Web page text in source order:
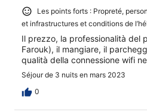
Les points forts : Propreté,
et infrastructures et conditions de
Il prezzo, la professionalità del
Farouk), il mangiare, il
qualità della connessione wifi
Séjour de 3 nuits en mars 2023
0